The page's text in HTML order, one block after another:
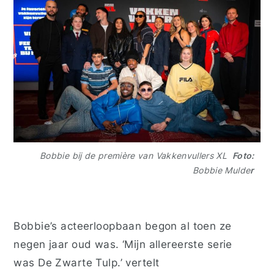
Bobbie bij de première van Vakkenvullers XL Foto:
Bobbie Mulder
Bobbie’s acteerloopbaan begon al toen ze
negen jaar oud was. ‘Mijn allereerste serie
was De Zwarte Tulp.’ vertelt